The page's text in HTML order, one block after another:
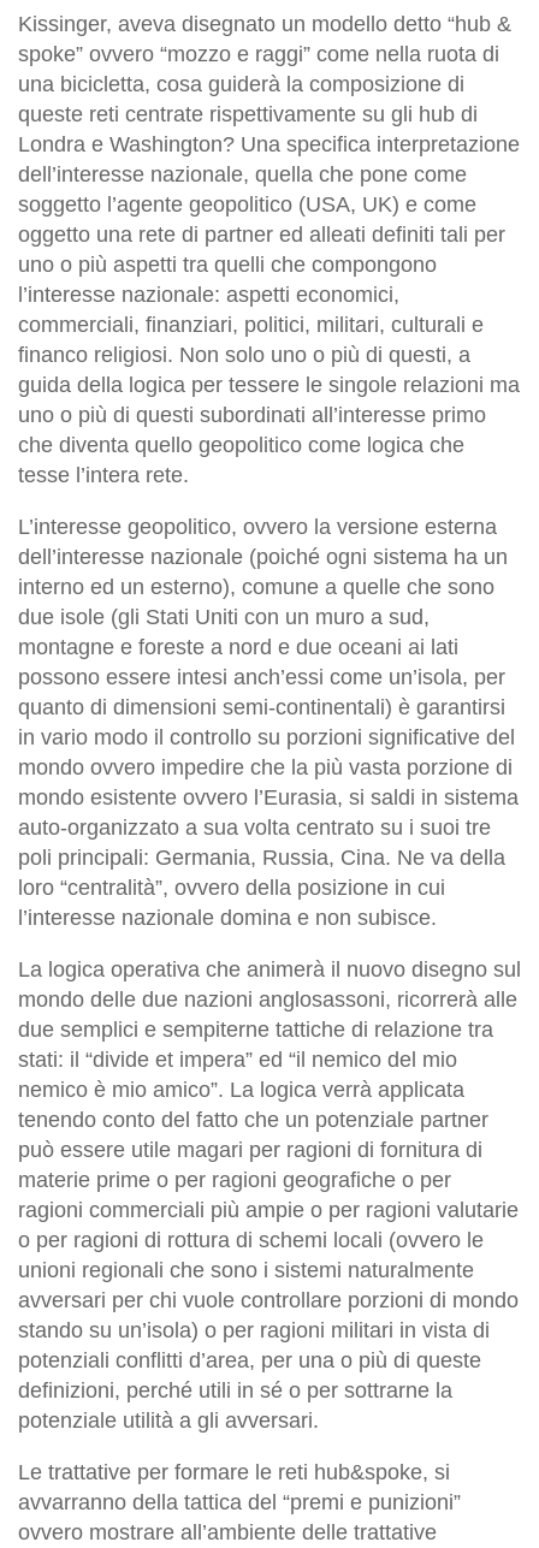
Kissinger, aveva disegnato un modello detto “hub &
spoke” ovvero “mozzo e raggi” come nella ruota di
una bicicletta, cosa guiderà la composizione di
queste reti centrate rispettivamente su gli hub di
Londra e Washington? Una specifica interpretazione
dell’interesse nazionale, quella che pone come
soggetto l’agente geopolitico (USA, UK) e come
oggetto una rete di partner ed alleati definiti tali per
uno o più aspetti tra quelli che compongono
l’interesse nazionale: aspetti economici,
commerciali, finanziari, politici, militari, culturali e
financo religiosi. Non solo uno o più di questi, a
guida della logica per tessere le singole relazioni ma
uno o più di questi subordinati all’interesse primo
che diventa quello geopolitico come logica che
tesse l’intera rete.
L’interesse geopolitico, ovvero la versione esterna
dell’interesse nazionale (poiché ogni sistema ha un
interno ed un esterno), comune a quelle che sono
due isole (gli Stati Uniti con un muro a sud,
montagne e foreste a nord e due oceani ai lati
possono essere intesi anch’essi come un’isola, per
quanto di dimensioni semi-continentali) è garantirsi
in vario modo il controllo su porzioni significative del
mondo ovvero impedire che la più vasta porzione di
mondo esistente ovvero l’Eurasia, si saldi in sistema
auto-organizzato a sua volta centrato su i suoi tre
poli principali: Germania, Russia, Cina. Ne va della
loro “centralità”, ovvero della posizione in cui
l’interesse nazionale domina e non subisce.
La logica operativa che animerà il nuovo disegno sul
mondo delle due nazioni anglosassoni, ricorrerà alle
due semplici e sempiterne tattiche di relazione tra
stati: il “divide et impera” ed “il nemico del mio
nemico è mio amico”. La logica verrà applicata
tenendo conto del fatto che un potenziale partner
può essere utile magari per ragioni di fornitura di
materie prime o per ragioni geografiche o per
ragioni commerciali più ampie o per ragioni valutarie
o per ragioni di rottura di schemi locali (ovvero le
unioni regionali che sono i sistemi naturalmente
avversari per chi vuole controllare porzioni di mondo
stando su un’isola) o per ragioni militari in vista di
potenziali conflitti d’area, per una o più di queste
definizioni, perché utili in sé o per sottrarne la
potenziale utilità a gli avversari.
Le trattative per formare le reti hub&spoke, si
avvarranno della tattica del “premi e punizioni”
ovvero mostrare all’ambiente delle trattative